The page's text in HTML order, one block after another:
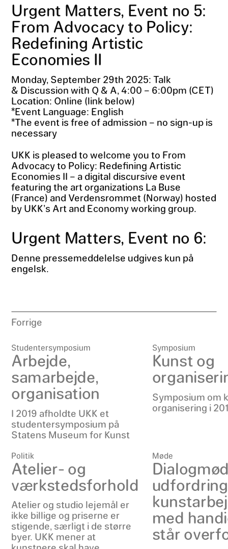
Urgent Matters, Event no 5:
From Advocacy to Policy:
Redefining Artistic
Economies II
Monday, September 29th 2025: Talk
& Discussion with Q & A, 4:00 – 6:00pm (CET)
Location: Online (link below)
*Event Language: English
*The event is free of admission – no sign-up is
necessary
UKK is pleased to welcome you to From
Advocacy to Policy: Redefining Artistic
Economies II – a digital discursive event
featuring the art organizations La Buse
(France) and Verdensrommet (Norway) hosted
by UKK’s Art and Economy working group.
Urgent Matters, Event no 6:
Denne pressemeddelelse udgives kun på
engelsk.
Forrige
Studentersymposium
Arbejde,
samarbejde,
organisation
I 2019 afholdte UKK et
studentersymposium på
Statens Museum for Kunst
Symposium
Kunst og
Symposium om
organisering i
Politik
Atelier- og
værkstedsforhold
Atelier og studio lejemål er
ikke billige og priserne er
stigende, særligt i de større
byer. UKK mener at
Møde
med
står